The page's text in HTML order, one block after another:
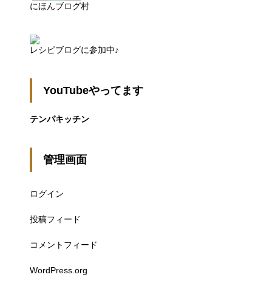
にほんブログ村
レシピブログに参加中♪
YouTubeやってます
テンパキッチン
管理画面
ログイン
投稿フィード
コメントフィード
WordPress.org